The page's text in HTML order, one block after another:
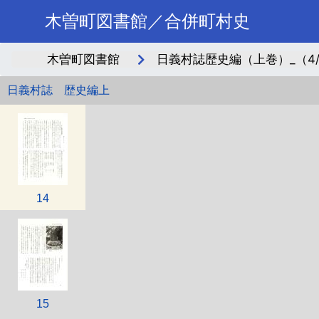
木曽町図書館／合併町村史
木曽町図書館 日義村誌歴史編（上巻）_（